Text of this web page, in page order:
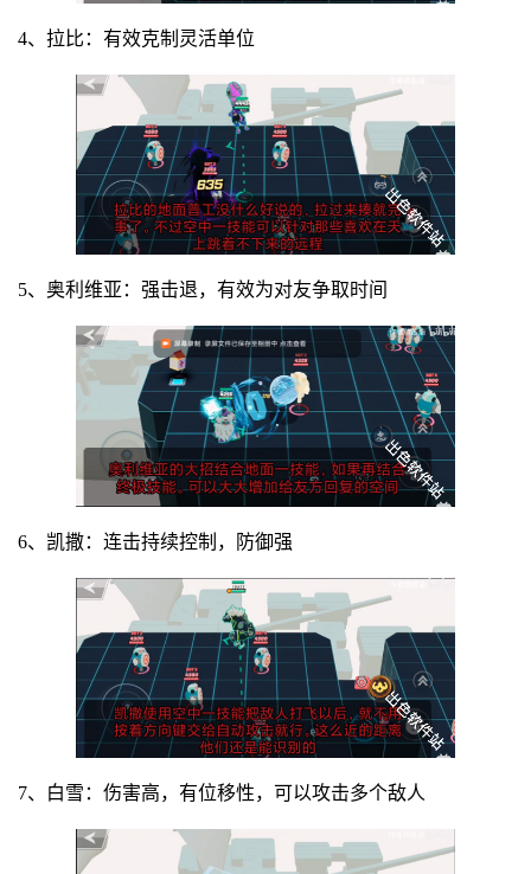
4、拉比：有效克制灵活单位
5、奥利维亚：强击退，有效为对友争取时间
6、凯撒：连击持续控制，防御强
7、白雪：伤害高，有位移性，可以攻击多个敌人